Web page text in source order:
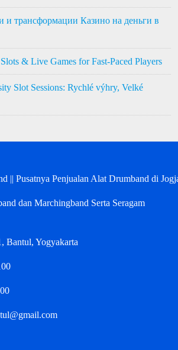
трансформации Казино на деньги в
& Live Games for Fast‑Paced Players
Slot Sessions: Rychlé výhry, Velké
dan Marchingband Serta Seragam
Bantul, Yogyakarta